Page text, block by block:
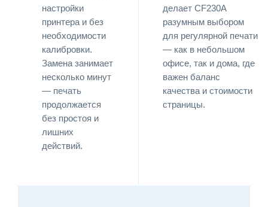
настройки
принтера и без
необходимости
калибровки.
Замена занимает
несколько минут
— печать
продолжается
без простоя и
лишних
действий.
делает CF230A
разумным выбором
для регулярной печати
— как в небольшом
офисе, так и дома, где
важен баланс
качества и стоимости
страницы.